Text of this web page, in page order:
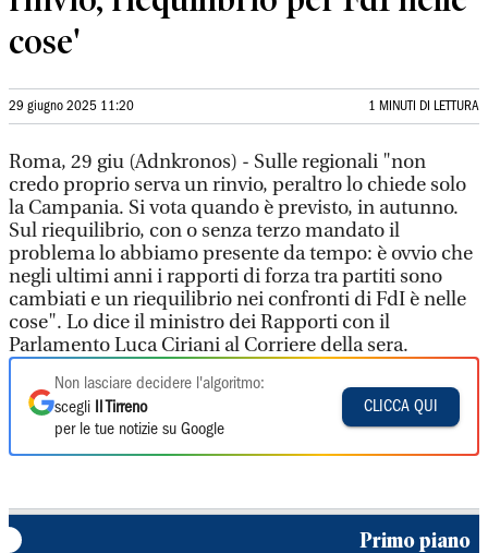
cose'
29 giugno 2025 11:20 1 MINUTI DI LETTURA
Roma, 29 giu (Adnkronos) - Sulle regionali "non
credo proprio serva un rinvio, peraltro lo chiede solo
la Campania. Si vota quando è previsto, in autunno.
Sul riequilibrio, con o senza terzo mandato il
problema lo abbiamo presente da tempo: è ovvio che
negli ultimi anni i rapporti di forza tra partiti sono
cambiati e un riequilibrio nei confronti di FdI è nelle
cose". Lo dice il ministro dei Rapporti con il
Parlamento Luca Ciriani al Corriere della sera.
Non lasciare decidere l'algoritmo:
scegli
Il Tirreno
per le tue notizie su Google
CLICCA QUI
Primo piano